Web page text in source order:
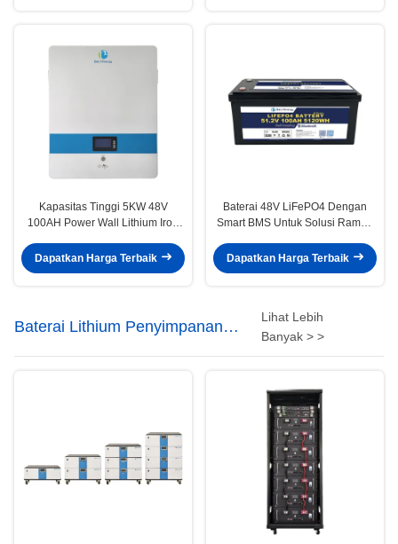
Kapasitas Tinggi 5KW 48V
100AH Power Wall Lithium Iron
Opsional Bluetooth Rated
Dapatkan Harga Terbaik
Baterai 48V LiFePO4 Dengan
Smart BMS Untuk Solusi Ramah
Dapatkan Harga Terbaik
Baterai Lithium Penyimpanan
Energi
Lihat Lebih
Banyak > >